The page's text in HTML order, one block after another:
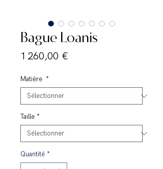
Bague Loanis
1 260,00 €
Matière *
Taille *
Quantité *